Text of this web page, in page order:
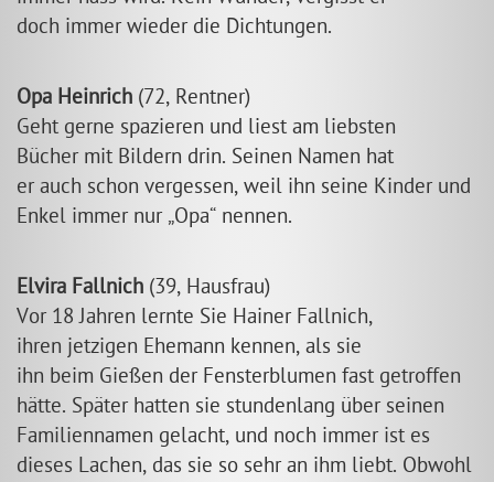
doch immer wieder die Dichtungen.
Opa Heinrich (72, Rentner)
Geht gerne spazieren und liest am liebsten
Bücher mit Bildern drin. Seinen Namen hat
er auch schon vergessen, weil ihn seine Kinder und
Enkel immer nur Opa nennen.
Elvira Fallnich (39, Hausfrau)
Vor 18 Jahren lernte Sie Hainer Fallnich,
ihren jetzigen Ehemann kennen, als sie
ihn beim Gießen der Fensterblumen fast getroffen
hätte. Später hatten sie stundenlang über seinen
Familiennamen gelacht, und noch immer ist es
dieses Lachen, das sie so sehr an ihm liebt. Obwohl